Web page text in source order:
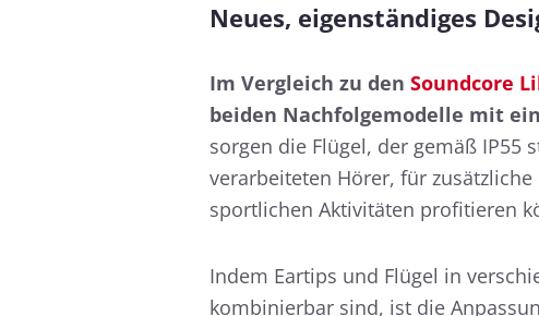
Neues, eigenständiges
Im Vergleich zu den Soundcore
beiden Nachfolgemodelle mit
sorgen die Flügel, der gemäß IP55
verarbeiteten Hörer, für
sportlichen Aktivitäten profitieren
Indem Eartips und Flügel in
kombinierbar sind, ist die